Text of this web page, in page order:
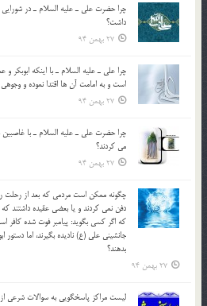
چرا حضرت علي ـ عليه السلام ـ در
داشت؟
27 بهمن 94
چرا علي ـ عليه السلام ـ با اينكه ابوبكر
است و به امامت آن ها اقتدا نموده و
27 بهمن 94
چرا حضرت علي ـ عليه السلام ـ با
مي کردند؟
27 بهمن 94
چگونه ممكن است مردمي كه بعد از
دفن نمي كردند و یا بعضي عقيده داشتند
كه اگر كسي بگويد: پيامبر فوت شده كافر
جانشيني علي (ع) ناديده بگيرند، اما دستور
بدهند؟
27 بهمن 94
لیست مراکز پاسخگویی به سوالات شرعی